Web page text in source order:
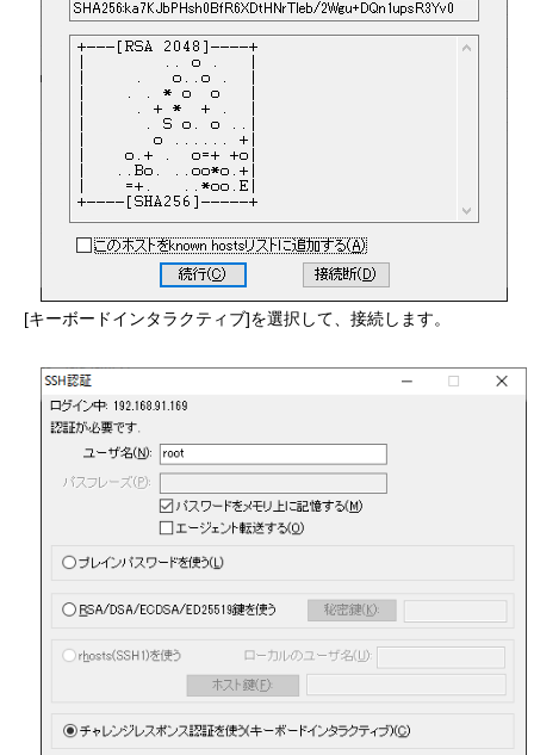
[キーボードインタラクティブ]を選択して、接続します。